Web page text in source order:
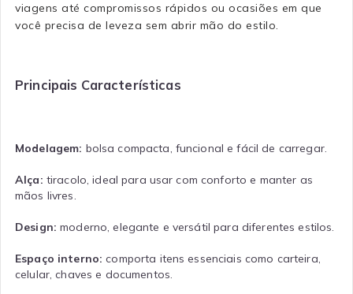
viagens até compromissos rápidos ou ocasiões em que
você precisa de leveza sem abrir mão do estilo.
Principais Características
Modelagem: bolsa compacta, funcional e fácil de carregar.
Alça: tiracolo, ideal para usar com conforto e manter as
mãos livres.
Design: moderno, elegante e versátil para diferentes estilos.
Espaço interno: comporta itens essenciais como carteira,
celular, chaves e documentos.